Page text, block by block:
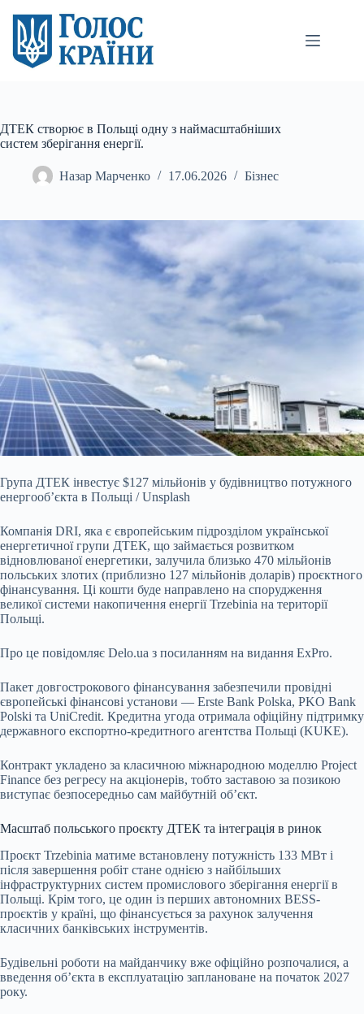
вмісту
ДТЕК створює в Польщі одну з наймасштабніших
систем зберігання енергії.
Назар Марченко 17.06.2026 Бізнес
Група ДТЕК інвестує $127 мільйонів у будівництво потужного
енергооб’єкта в Польщі / Unsplash
Компанія DRI, яка є європейським підрозділом української
енергетичної групи ДТЕК, що займається розвитком
відновлюваної енергетики, залучила близько 470 мільйонів
польських злотих (приблизно 127 мільйонів доларів) проєктного
фінансування. Ці кошти буде направлено на спорудження
великої системи накопичення енергії Trzebinia на території
Польщі.
Про це повідомляє Delo.ua з посиланням на видання ExPro.
Пакет довгострокового фінансування забезпечили провідні
європейські фінансові установи — Erste Bank Polska, PKO Bank
Polski та UniCredit. Кредитна угода отримала офіційну підтримку
державного експортно-кредитного агентства Польщі (KUKE).
Контракт укладено за класичною міжнародною моделлю Project
Finance без регресу на акціонерів, тобто заставою за позикою
виступає безпосередньо сам майбутній об’єкт.
Масштаб польського проєкту ДТЕК та інтеграція в ринок
Проєкт Trzebinia матиме встановлену потужність 133 МВт і
після завершення робіт стане однією з найбільших
інфраструктурних систем промислового зберігання енергії в
Польщі. Крім того, це один із перших автономних BESS-
проєктів у країні, що фінансується за рахунок залучення
класичних банківських інструментів.
Будівельні роботи на майданчику вже офіційно розпочалися, а
введення об’єкта в експлуатацію заплановане на початок 2027
року.